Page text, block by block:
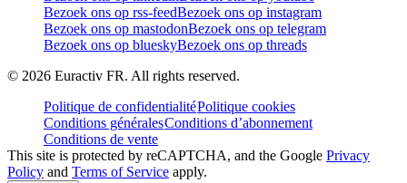
Bezoek ons op rss-feedBezoek ons op instagram
Bezoek ons op mastodonBezoek ons op telegram
Bezoek ons op blueskyBezoek ons op threads
© 2026 Euractiv FR. All rights reserved.
Politique de confidentialitéPolitique cookies
Conditions généralesConditions d’abonnement
Conditions de vente
This site is protected by reCAPTCHA, and the Google Privacy
Policy and Terms of Service apply.